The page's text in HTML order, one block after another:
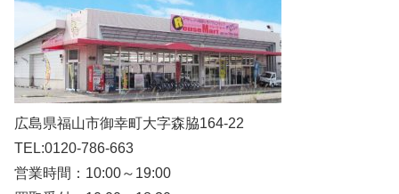
広島県福山市御幸町大字森脇164-22
TEL:0120-786-663
営業時間：10:00～19:00